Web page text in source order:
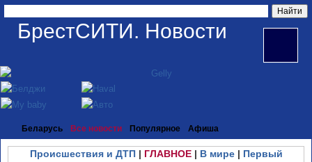
БрестСИТИ. Новости
Беларусь Все новости Популярное Афиша
Происшествия и ДТП| ГЛАВНОЕ| В мире| Первый